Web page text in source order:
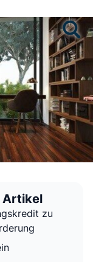
Artikel
zu